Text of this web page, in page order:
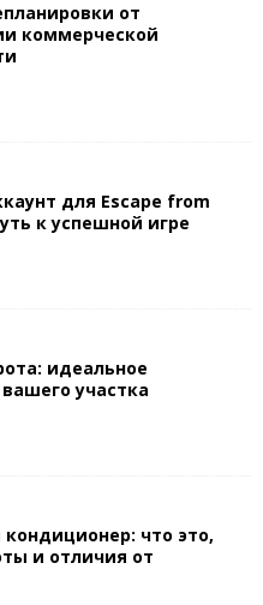
от
коммерческой
для Escape from
к успешной игре
идеальное
участка
что это,
и отличия от